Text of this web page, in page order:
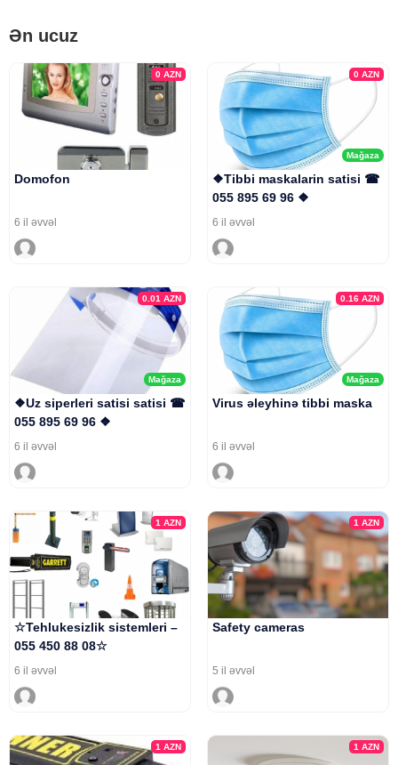
Ən ucuz
0AZN
Domofon
6 il əvvəl
Mağaza
0 AZN
❖Tibbi maskalarin satisi ☎
055 895 69 96 ❖
6 il əvvəl
Mağaza
0.01AZN
❖Uz siperleri satisi satisi ☎
055 895 69 96 ❖
6 il əvvəl
Mağaza
0.16 AZN
Virus əleyhinə tibbi maska
6 il əvvəl
1AZN
☆Tehlukesizlik sistemleri –
055 450 88 08☆
6 il əvvəl
1 AZN
Safety cameras
5 il əvvəl
1AZN 1 AZN